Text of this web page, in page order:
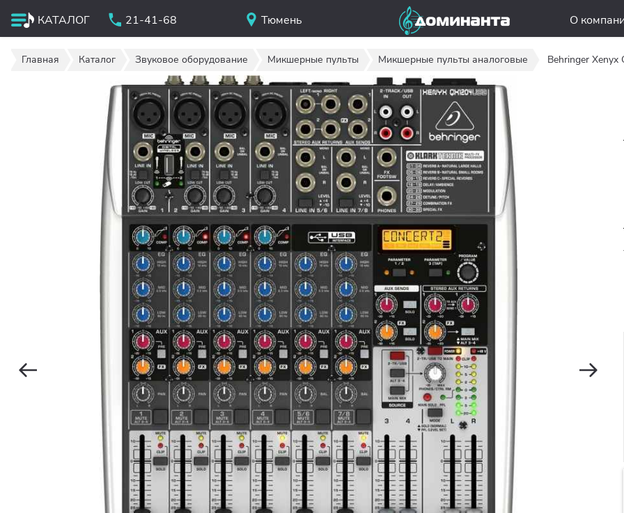
КАТАЛОГ 21-41-68 Тюмень О
Главная Каталог Звуковое оборудование Микшерные пульты Микшерные пульты аналоговые Behringer Xenyx